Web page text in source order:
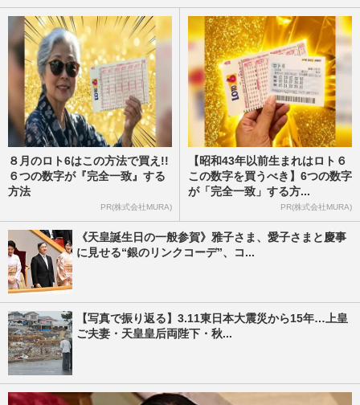
８月のロト6はこの方法で買え!!
６つの数字が『完全一致』する
方法
PR(株式会社MURA)
【昭和43年以前生まれはロト６
この数字を買うべき】6つの数字
が「完全一致」する方...
PR(株式会社MURA)
《天皇誕生日の一般参賀》雅子さま、愛子さまと慶事
に見せる“銀のリンクコーデ”、コ...
【写真で振り返る】3.11東日本大震災から15年…上皇
ご夫妻・天皇皇后両陛下・秋...